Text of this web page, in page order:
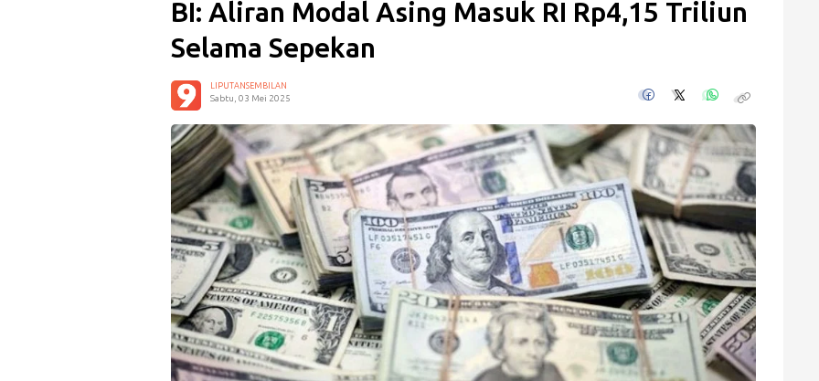
BI: Aliran Modal Asing Masuk RI Rp4,15 Triliun
Selama Sepekan
LIPUTANSEMBILAN
Sabtu, 03 Mei 2025